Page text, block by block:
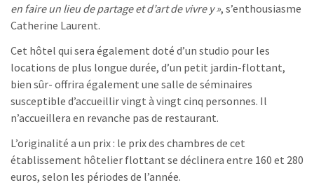
en faire un lieu de partage et d’art de vivre y », s’enthousiasme
Catherine Laurent.
Cet hôtel qui sera également doté d’un studio pour les
locations de plus longue durée, d’un petit jardin-flottant,
bien sûr- offrira également une salle de séminaires
susceptible d’accueillir vingt à vingt cinq personnes. Il
n’accueillera en revanche pas de restaurant.
L’originalité a un prix : le prix des chambres de cet
établissement hôtelier flottant se déclinera entre 160 et 280
euros, selon les périodes de l’année.